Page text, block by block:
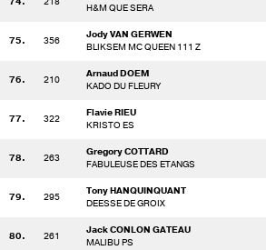
H&M QUE SERA
75. 356
Jody VAN GERWEN
BLIKSEM MC QUEEN 111 Z
76. 210
Arnaud DOEM
KADO DU FLEURY
77. 322
Flavie RIEU
KRISTO ES
78. 263
Gregory COTTARD
FABULEUSE DES ETANGS
79. 295
Tony HANQUINQUANT
DEESSE DE GROIX
80. 261
Jack CONLON GATEAU
MALIBU PS